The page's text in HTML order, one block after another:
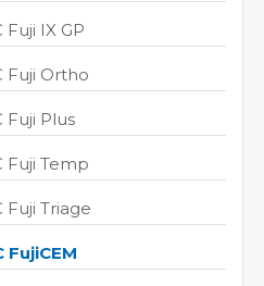
Fuji IX GP
Fuji Ortho
Fuji Plus
Fuji Temp
Fuji Triage
FujiCEM